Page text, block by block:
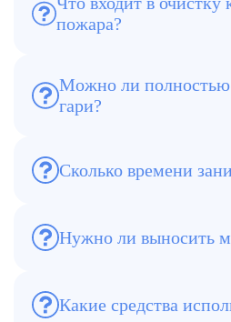
пожара?
Удаление копоти, запаха
Можно ли полностью
гари?
Да, с помощью
специальных средств
Сколько времени
Обычно от 1 дня, при
Нужно ли выносить
Нет, мы сами сортируем,
Какие средства
Профессиональная химия,